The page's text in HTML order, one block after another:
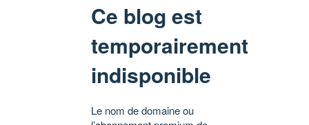
Ce blog est
temporairement
indisponible
Le nom de domaine ou